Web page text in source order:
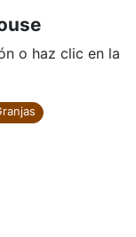
o haz clic en la